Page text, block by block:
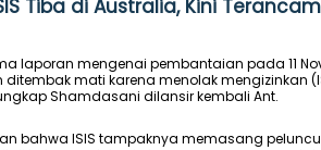
Tiba di Australia, Kini
laporan mengenai pembantaian pada 11
mati karena menolak mengizinkan
Shamdasani dilansir kembali Ant.
bahwa ISIS tampaknya memasang